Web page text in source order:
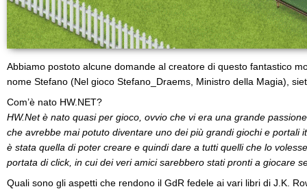
Abbiamo postoto alcune domande al creatore di questo fantastico
nome Stefano (Nel gioco Stefano_Draems, Ministro della Magia),
Com’è nato HW.NET?
HW.Net è nato quasi per gioco, ovvio che vi era una grande
che avrebbe mai potuto diventare uno dei più grandi giochi e portali
è stata quella di poter creare e quindi dare a tutti quelli che lo
portata di click, in cui dei veri amici sarebbero stati pronti a giocare
Quali sono gli aspetti che rendono il GdR fedele ai vari libri di J.K.